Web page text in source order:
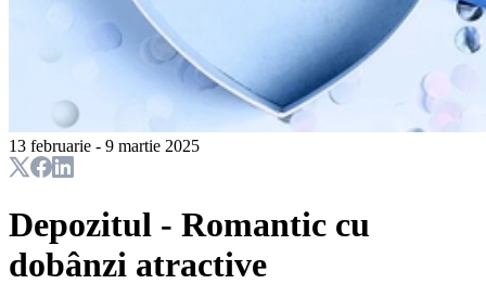
13 februarie - 9 martie 2025
Depozitul - Romantic cu
dobânzi atractive